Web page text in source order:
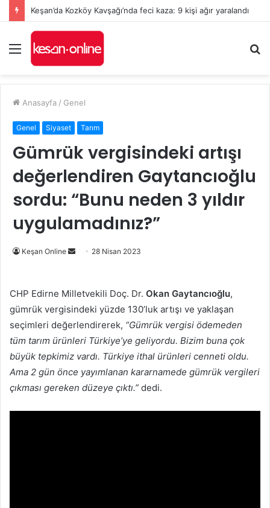
Keşan’da Kozköy Kavşağı’nda feci kaza: 9 kişi ağır yaralandı
Menü
...
Anasayfa / Genel
Genel Siyaset Tarım
Gümrük vergisindeki artışı
değerlendiren Gaytancıoğlu
sordu: “Bunu neden 3 yıldır
uygulamadınız?”
Keşan Online
Bir
göndermek
28 Nisan 2023
CHP Edirne Milletvekili Doç. Dr. Okan Gaytancıoğlu,
gümrük vergisindeki yüzde 130’luk artışı ve yaklaşan
seçimleri değerlendirerek, “Gümrük vergisi ödemeden
tüm tarım ürünleri Türkiye’ye geliyordu. Bizim buna çok
büyük tepkimiz vardı. Türkiye ithal ürünleri cenneti oldu.
Ama 2 gün önce yayımlanan kararnamede gümrük vergileri
çıkması gereken düzeye çıktı.” dedi.